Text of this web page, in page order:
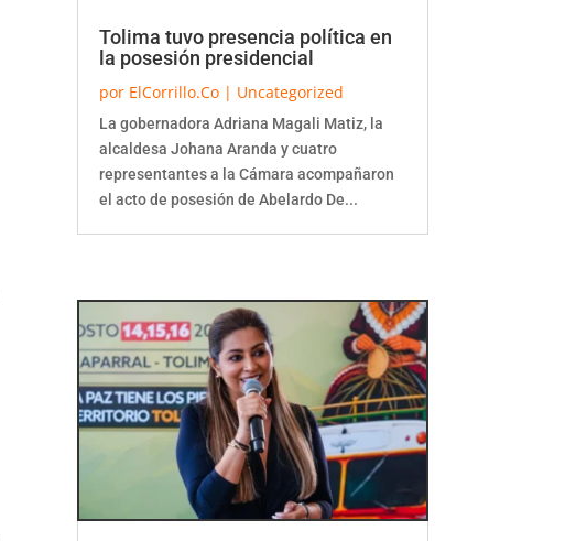
Tolima tuvo presencia política en
la posesión presidencial
por ElCorrillo.Co| Uncategorized
La gobernadora Adriana Magali Matiz, la
alcaldesa Johana Aranda y cuatro
representantes a la Cámara acompañaron
el acto de posesión de Abelardo De...